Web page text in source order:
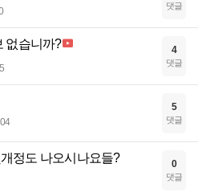
댓글
없습니까? 4
댓글
5
댓글
정도 나오시나요들? 0
댓글